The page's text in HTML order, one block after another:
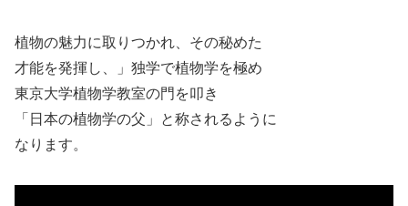
植物の魅力に取りつかれ、その秘めた
才能を発揮し、」独学で植物学を極め
東京大学植物学教室の門を叩き
「日本の植物学の父」と称されるように
なります。